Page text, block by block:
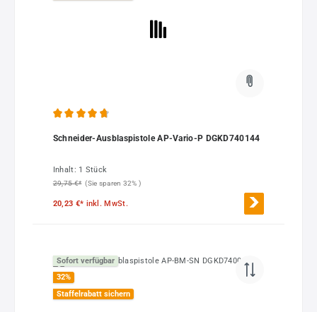
Schneider-Ausblaspistole AP-Vario-P DGKD740144
Inhalt: 1 Stück
29,75 €* (Sie sparen 32% )
20,23 €* inkl. MwSt.
Sofort verfügbar
32%
Staffelrabatt sichern